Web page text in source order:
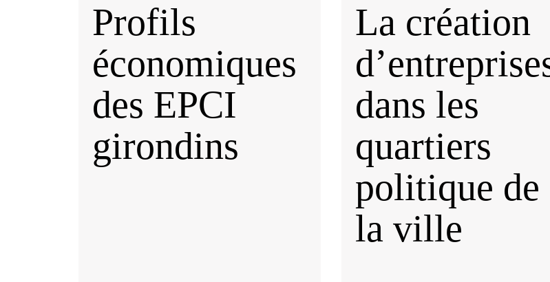
Profils
économiques
des EPCI
girondins
La création
dans les
quartiers
politique de
la ville